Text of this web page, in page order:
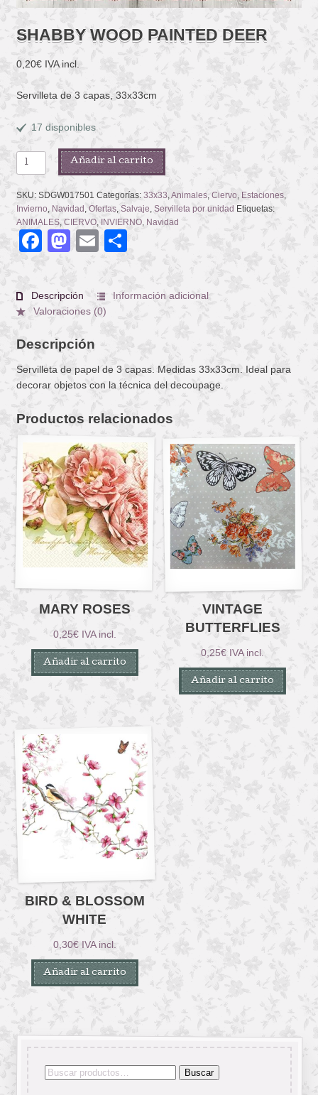
SHABBY WOOD PAINTED DEER
0,20€ IVA incl.
Servilleta de 3 capas, 33x33cm
17 disponibles
SHABBY
WOOD
PAINTED
DEER
cantidad
Añadir al carrito
SKU: SDGW017501 Categorías: 33x33, Animales, Ciervo Estaciones,
Invierno Navidad Ofertas, Salvaje Servilleta por unidad Etiquetas:
ANIMALES, CIERVO, INVIERNO, Navidad
Facebook
Mastodon
EmailCompartir
Descripción
Información adicional
Valoraciones (0)
Descripción
Servilleta de papel de 3 capas. Medidas 33x33cm. Ideal para
decorar objetos con la técnica del decoupage.
Productos relacionados
MARY ROSES
0,25€ IVA incl.
Añadir al carrito
VINTAGE
BUTTERFLIES
0,25€ IVA incl.
Añadir al carrito
BIRD & BLOSSOM
WHITE
0,30€ IVA incl.
Añadir al carrito
Buscar
Buscar